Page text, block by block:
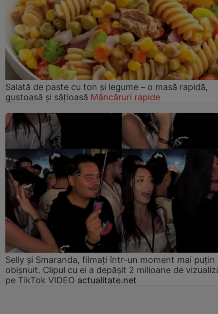
Salată de paste cu ton și legume – o masă rapidă,
gustoasă și sățioasă Mâncăruri rapide
Selly și Smaranda, filmați într-un moment mai puțin
obișnuit. Clipul cu ei a depășit 2 milioane de
pe TikTok VIDEO actualitate.net